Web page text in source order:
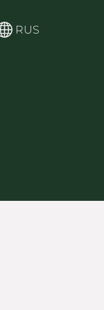
RUS